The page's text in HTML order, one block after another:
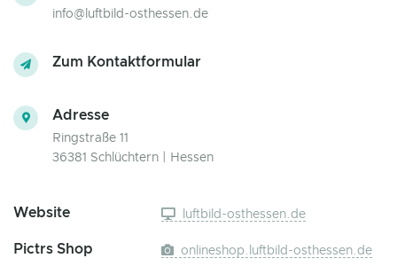
info@luftbild-osthessen.de
Zum Kontaktformular
Adresse
Ringstraße 11
36381 Schlüchtern | Hessen
Website luftbild-osthessen.de
Pictrs Shop onlineshop.luftbild-osthessen.de